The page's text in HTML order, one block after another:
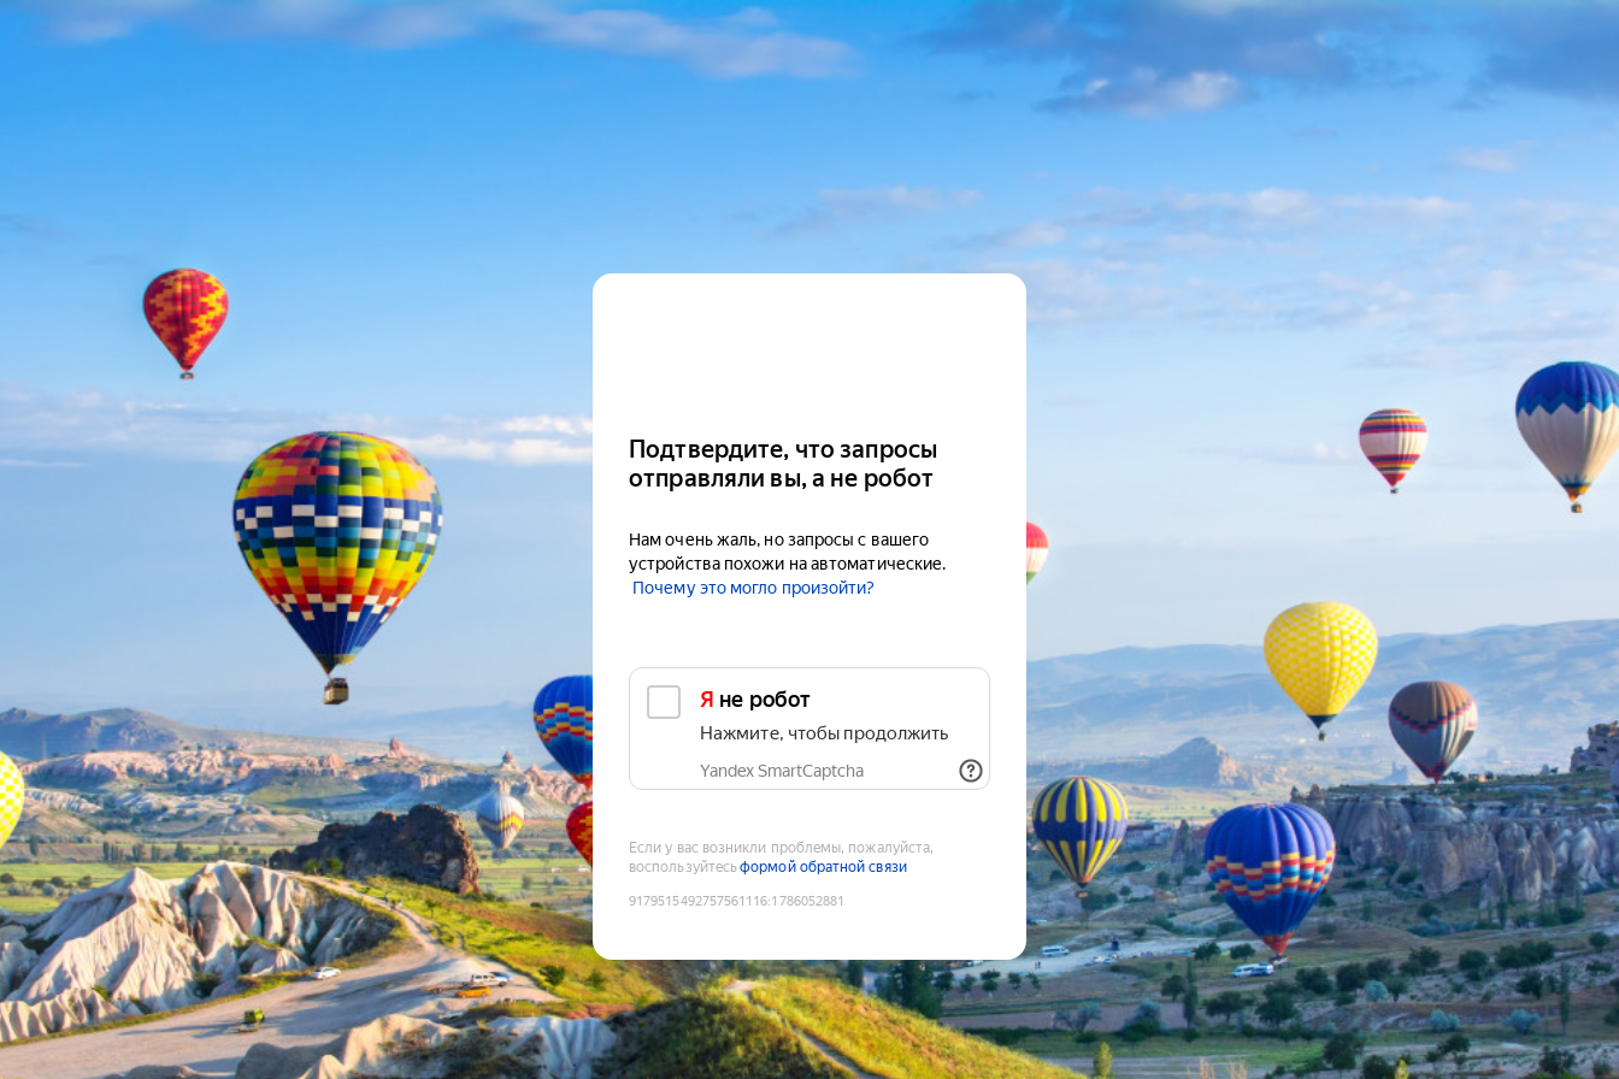
Подтвердите, что запросы
отправляли вы, а не робот
Нам очень жаль, но запросы с вашего
устройства похожи на автоматические.
Почему это могло произойти?
Я не робот
Нажмите, чтобы продолжить
Yandex SmartCaptcha
Если у вас возникли проблемы, пожалуйста,
воспользуйтесьформой обратной связи
9179515492757561116:1786052881